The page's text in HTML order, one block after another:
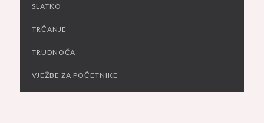
SLATKO
TRČANJE
TRUDNOĆA
VJEŽBE ZA POČETNIKE